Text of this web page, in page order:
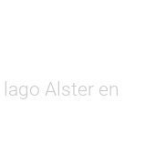
Alster en